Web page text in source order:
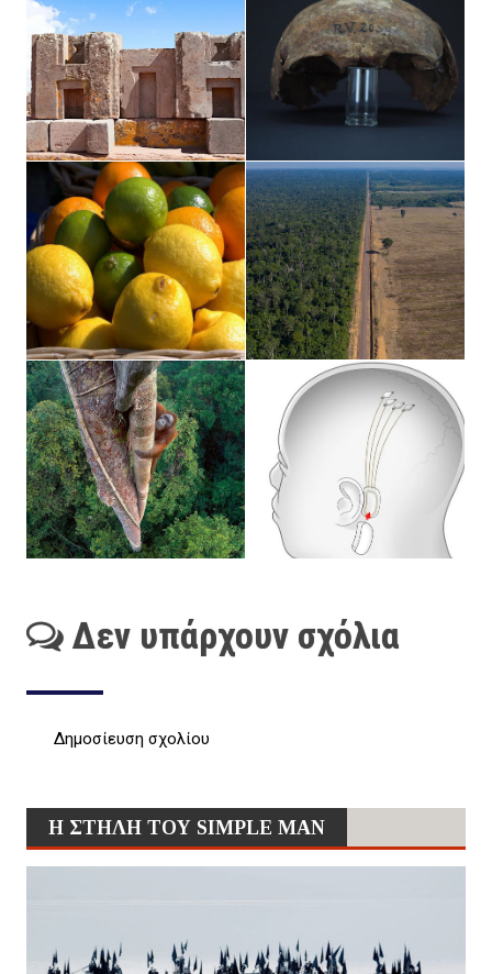
Δεν υπάρχουν σχόλια
Δημοσίευση σχολίου
Η ΣΤΗΛΗ ΤΟΥ SIMPLE MAN